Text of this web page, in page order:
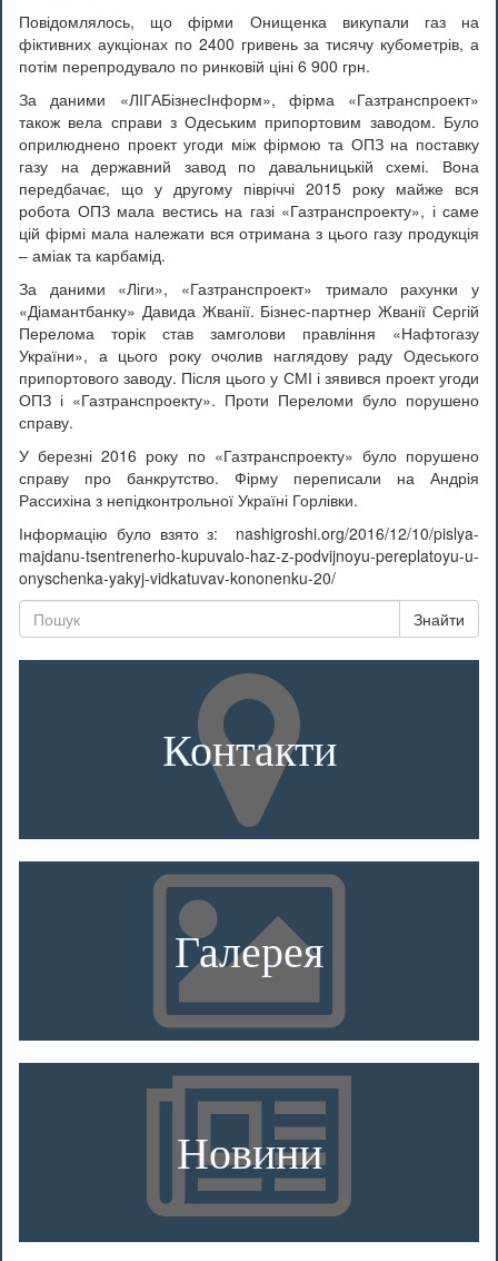
Повідомлялось, що фірми Онищенка викупали газ на
фіктивних аукціонах по 2400 гривень за тисячу кубометрів, а
потім перепродувало по ринковій ціні 6 900 грн.
За даними «ЛІГАБізнесІнформ», фірма «Газтранспроект»
також вела справи з Одеським припортовим заводом. Було
оприлюднено проект угоди між фірмою та ОПЗ на поставку
газу на державний завод по давальницькій схемі. Вона
передбачає, що у другому півріччі 2015 року майже вся
робота ОПЗ мала вестись на газі «Газтранспроекту», і саме
цій фірмі мала належати вся отримана з цього газу продукція
– аміак та карбамід.
За даними «Ліги», «Газтранспроект» тримало рахунки у
«Діамантбанку» Давида Жванії. Бізнес-партнер Жванії Сергій
Перелома торік став замголови правління «Нафтогазу
України», а цього року очолив наглядову раду Одеського
припортового заводу. Після цього у СМІ і зявився проект угоди
ОПЗ і «Газтранспроекту». Проти Переломи було порушено
справу.
У березні 2016 року по «Газтранспроекту» було порушено
справу про банкрутство. Фірму переписали на Андрія
Рассихіна з непідконтрольної Україні Горлівки.
Інформацію було взято з: nashigroshi.org/2016/12/10/pislya-
majdanu-tsentrenerho-kupuvalo-haz-z-podvijnoyu-pereplatoyu-u-
onyschenka-yakyj-vidkatuvav-kononenku-20/
Знайти
Контакти
Галерея
Новини